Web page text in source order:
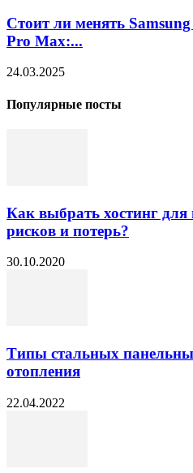
Стоит ли менять
Pro Max:...
24.03.2025
Популярные посты
Как выбрать хостинг для
рисков и потерь?
30.10.2020
Типы стальных
отопления
22.04.2022